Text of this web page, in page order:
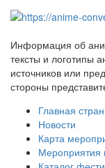
Информация об
тексты и логотипы
источников или
стороны
Главная
Новости
Карта
Мероприятия